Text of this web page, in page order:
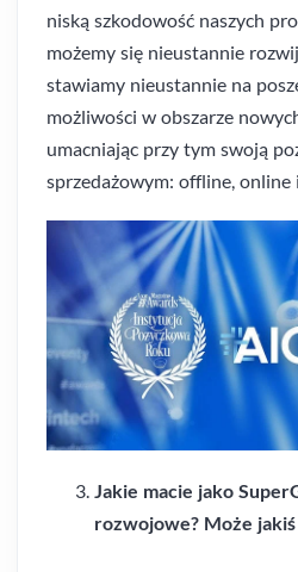
niską szkodowość naszych
możemy się nieustannie
stawiamy nieustannie na
możliwości w obszarze
umacniając przy tym swoją
sprzedażowym: offline, online
Jakie macie jako
rozwojowe? Może